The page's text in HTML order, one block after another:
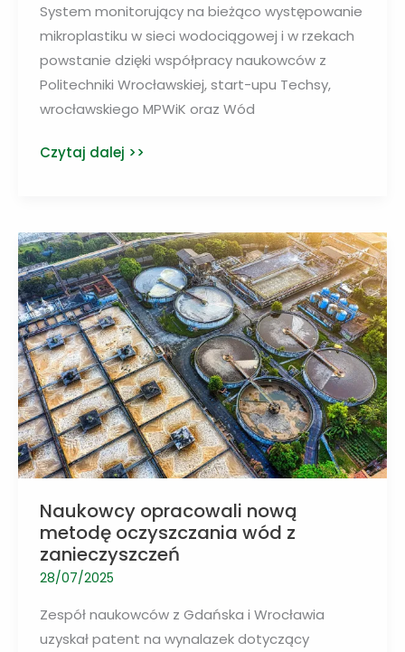
System monitorujący na bieżąco występowanie
mikroplastiku w sieci wodociągowej i w rzekach
powstanie dzięki współpracy naukowców z
Politechniki Wrocławskiej, start-upu Techsy,
wrocławskiego MPWiK oraz Wód
Powstanie
plastiku
w
sieci
wodociągowej
i
w
rzekach
Czytaj dalej >>
Naukowcy opracowali nową
metodę oczyszczania wód z
zanieczyszczeń
28/07/2025
Zespół naukowców z Gdańska i Wrocławia
uzyskał patent na wynalazek dotyczący